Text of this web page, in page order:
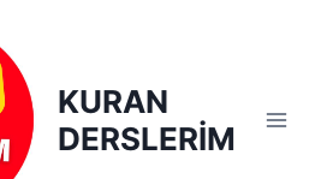
KURAN
DERSLERİM